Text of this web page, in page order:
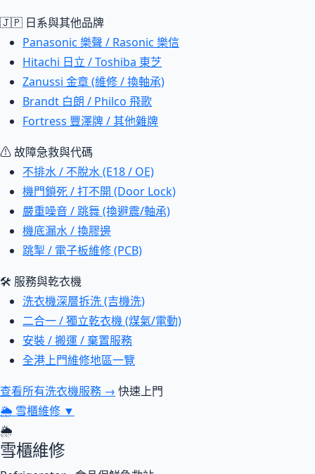
🇯🇵 日系與其他品牌
Panasonic 樂聲 / Rasonic 樂信
Hitachi 日立 / Toshiba 東芝
Zanussi 金章 (維修 / 換軸承)
Brandt 白朗 / Philco 飛歌
Fortress 豐澤牌 / 其他雜牌
⚠ 故障急救與代碼
不排水 / 不脫水 (E18 / OE)
機門鎖死 / 打不開 (Door Lock)
嚴重噪音 / 跳舞 (換避震/軸承)
機底漏水 / 換膠邊
跳掣 / 電子板維修 (PCB)
🛠 服務與乾衣機
洗衣機深層拆洗 (吉機洗)
二合一 / 獨立乾衣機 (煤氣/電動)
安裝 / 搬運 / 棄置服務
全港上門維修地區一覽
查看所有洗衣機服務 → 快速上門
🌦 雪櫃維修 ▼
🌦
雪櫃維修